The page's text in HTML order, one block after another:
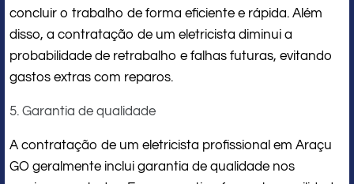
concluir o trabalho de forma eficiente e rápida. Além
disso, a contratação de um eletricista diminui a
probabilidade de retrabalho e falhas futuras, evitando
gastos extras com reparos.
5. Garantia de qualidade
A contratação de um eletricista profissional em Araçu
GO geralmente inclui garantia de qualidade nos